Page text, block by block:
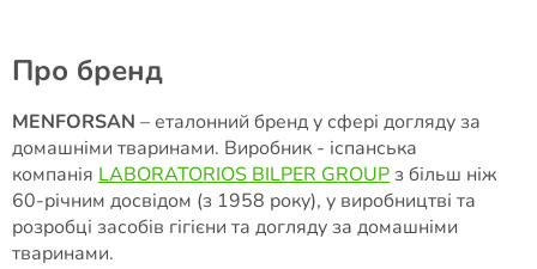
Про бренд
MENFORSAN – еталонний бренд у сфері догляду за
домашніми тваринами. Виробник - іспанська
компанія LABORATORIOS BILPER GROUPз більш ніж
60-річним досвідом (з 1958 року), у виробництві та
розробці засобів гігієни та догляду за домашніми
тваринами.